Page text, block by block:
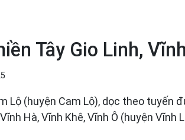
Tây Gio Linh,
Lộ (huyện Cam Lộ), dọc theo tuyến
Hà, Vĩnh Khê, Vĩnh Ô (huyện